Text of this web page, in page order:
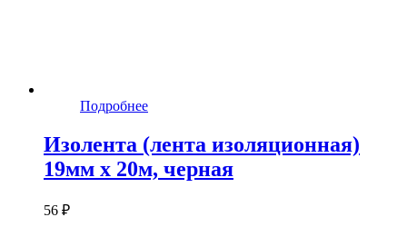
Подробнее
Изолента (лента изоляционная)
19мм х 20м, черная
56 ₽